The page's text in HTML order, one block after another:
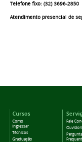
Telefone fixo: (32) 3696-2850
Atendimento presencial de
Cursos
Como
ingressar
Técnicos
Graduação
Fale